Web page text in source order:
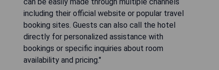
can be easily made through multiple channels
including their official website or popular travel
booking sites. Guests can also call the hotel
directly for personalized assistance with
bookings or specific inquiries about room
availability and pricing."